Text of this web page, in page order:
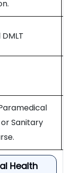
Sanitary
Health